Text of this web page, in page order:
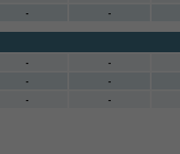
- -
- -
- -
- -